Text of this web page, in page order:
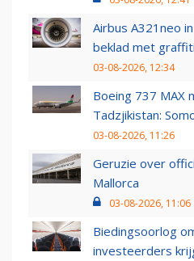
Airbus A321neo
beklad met graffiti
03-08-2026, 12:34
Boeing 737 MAX
Tadzjikistan:
03-08-2026, 11:26
Geruzie over
Mallorca
03-08-2026, 11:06
Biedingsoorlog
investeerders